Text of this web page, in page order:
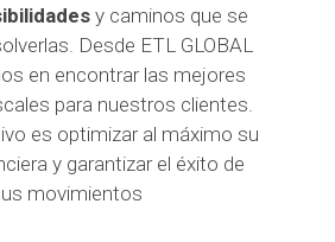
y caminos que se
Desde ETL GLOBAL
en encontrar las mejores
para nuestros clientes.
es optimizar al máximo su
y garantizar el éxito de
movimientos